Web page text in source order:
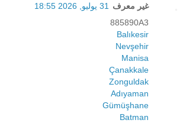
غير معرف
31 يوليو, 2026 18:55
885890A3
Balıkesir
Nevşehir
Manisa
Çanakkale
Zonguldak
Adıyaman
Gümüşhane
Batman